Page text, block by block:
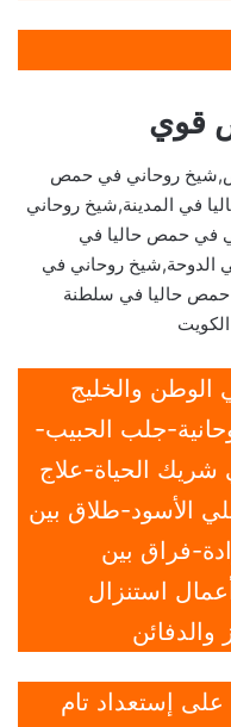
قوي
روحاني في حمص
في المدينة,شيخ روحاني
في حمص حاليا في
الدوحة,شيخ روحاني في
حاليا في سلطنة
الوطن والخليج
جلب الحبيب-
شريك الحياة-علاج
الأسود-طلاق بين
فراق بين
استنزال
على إستعداد تام